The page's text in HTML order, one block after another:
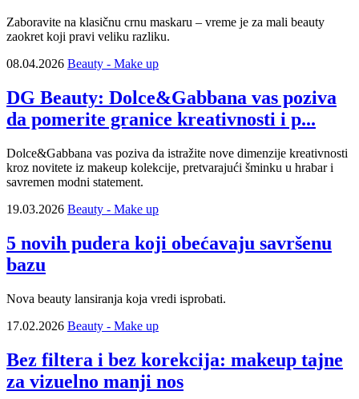
Zaboravite na klasičnu crnu maskaru – vreme je za mali beauty
zaokret koji pravi veliku razliku.
08.04.2026 Beauty - Make up
DG Beauty: Dolce&Gabbana vas poziva
da pomerite granice kreativnosti i p...
Dolce&Gabbana vas poziva da istražite nove dimenzije kreativnosti
kroz novitete iz makeup kolekcije, pretvarajući šminku u hrabar i
savremen modni statement.
19.03.2026 Beauty - Make up
5 novih pudera koji obećavaju savršenu
bazu
Nova beauty lansiranja koja vredi isprobati.
17.02.2026 Beauty - Make up
Bez filtera i bez korekcija: makeup tajne
za vizuelno manji nos